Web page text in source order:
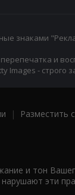
знаками
и
Images - строго
| Разместить
и тон
эти